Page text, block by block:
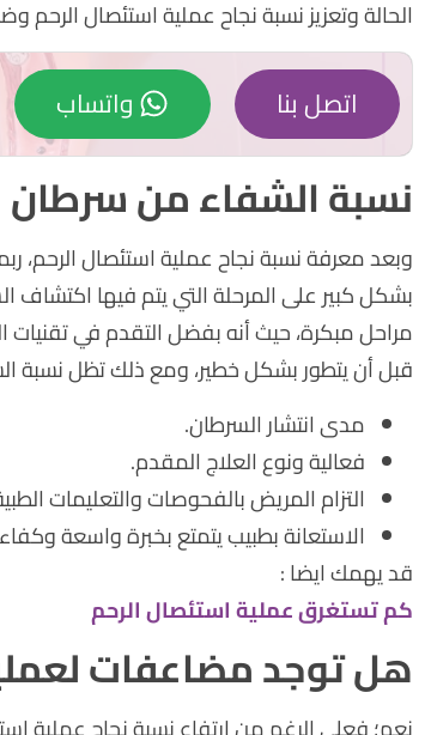
الحالة وتعزيز نسبة نجاح عملية استئصال
اتصل بنا واتساب
نسبة الشفاء من سرطان
وبعد معرفة نسبة نجاح عملية استئصال
بشكل كبير على المرحلة التي يتم فيها
مراحل مبكرة، حيث أنه بفضل التقدم في
قبل أن يتطور بشكل خطير، ومع ذلك تظل نسبة
مدى انتشار السرطان.
فعالية ونوع العلاج المقدم.
التزام المريض بالفحوصات والتعليمات
الاستعانة بطبيب يتمتع بخبرة واسعة
قد يهمك ايضا :
كم تستغرق عملية استئصال الرحم
هل توجد مضاعفات